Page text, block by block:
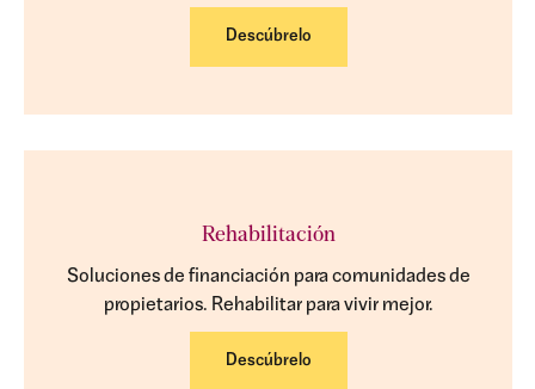
Descúbrelo
Rehabilitación
Soluciones de financiación para comunidades de
propietarios. Rehabilitar para vivir mejor.
Descúbrelo